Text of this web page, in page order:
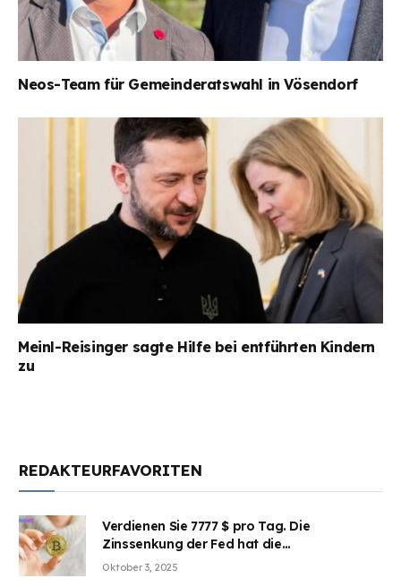
Neos-Team für Gemeinderatswahl in Vösendorf
Meinl-Reisinger sagte Hilfe bei entführten Kindern
zu
REDAKTEURFAVORITEN
Verdienen Sie 7777 $ pro Tag. Die
Zinssenkung der Fed hat die
Aufmerksamkeit des Marktes erregt.
Oktober 3, 2025